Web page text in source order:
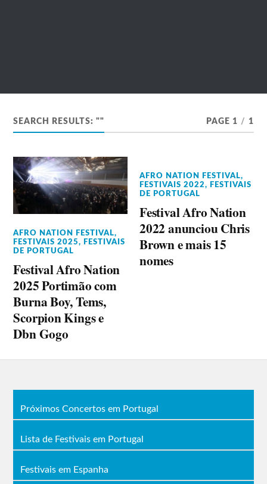
SEARCH RESULTS: "" PAGE 1 / 1
AFRO NATION FESTIVAL,
FESTIVAIS 2025,
FESTIVAIS
DE PORTUGAL
Festival Afro Nation
2025 Portimão com
Burna Boy, Tems,
Scorpion Kings e
Dbn Gogo
AFRO NATION FESTIVAL,
FESTIVAIS 2022,
FESTIVAIS
DE PORTUGAL
Festival Afro Nation
2022 anunciou Chris
Brown e mais 15
nomes
Próximos Concertos em Portugal
Lista de Festivais em Portugal
Festivais em Espanha